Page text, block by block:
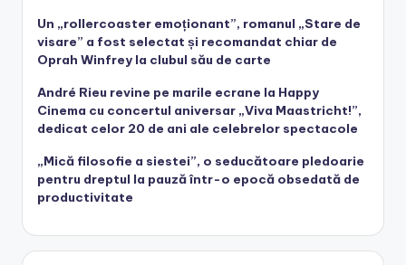
Un „rollercoaster emoționant”, romanul „Stare de
visare” a fost selectat și recomandat chiar de
Oprah Winfrey la clubul său de carte
André Rieu revine pe marile ecrane la Happy
Cinema cu concertul aniversar „Viva Maastricht!”,
dedicat celor 20 de ani ale celebrelor spectacole
„Mică filosofie a siestei”, o seducătoare pledoarie
pentru dreptul la pauză într-o epocă obsedată de
productivitate